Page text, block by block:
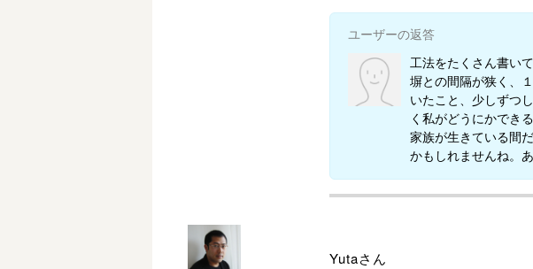
ユーザーの返答
工法をたくさん書い
塀との間隔が狭く、
いたこと、少しずつ
く私がどうにかでき
家族が生きている間
かもしれませんね。
Yutaさん